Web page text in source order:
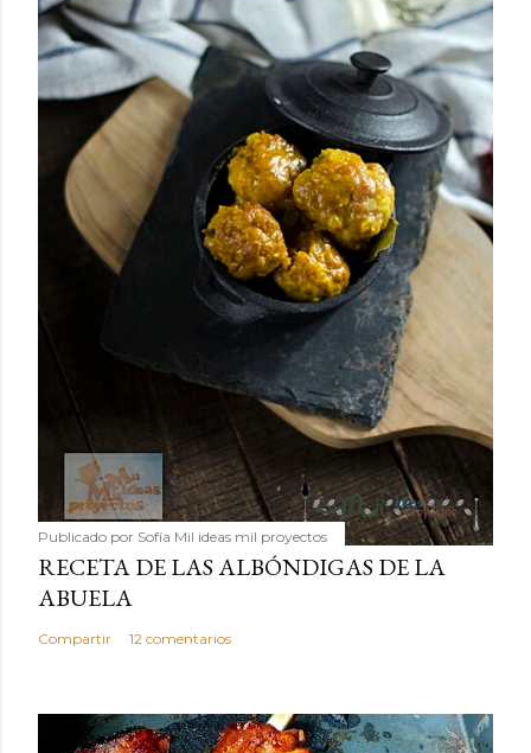
Publicado por Sofía Mil ideas mil proyectos
RECETA DE LAS ALBÓNDIGAS DE LA
ABUELA
Compartir 12 comentarios